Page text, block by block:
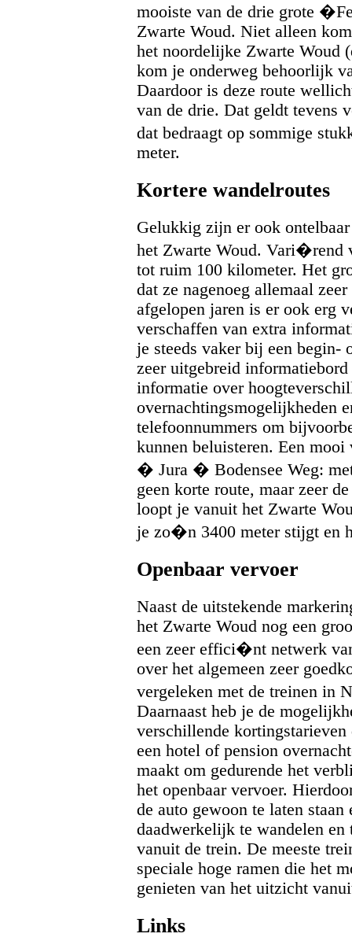
mooiste van de drie grote
Zwarte Woud. Niet alleen
het noordelijke Zwarte Woud
kom je onderweg behoorlijk
Daardoor is deze route
van de drie. Dat geldt tevens
dat bedraagt op sommige
meter.
Kortere wandelroutes
Gelukkig zijn er ook
het Zwarte Woud. Vari�rend
tot ruim 100 kilometer. Het
dat ze nagenoeg allemaal
afgelopen jaren is er ook erg
verschaffen van extra
je steeds vaker bij een begin-
zeer uitgebreid
informatie over
overnachtingsmogelijkheden
telefoonnummers om
kunnen beluisteren. Een
� Jura � Bodensee Weg:
geen korte route, maar zeer
loopt je vanuit het Zwarte
je zo�n 3400 meter stijgt en
Openbaar vervoer
Naast de uitstekende
het Zwarte Woud nog een
een zeer effici�nt netwerk
over het algemeen zeer
vergeleken met de treinen in
Daarnaast heb je de
verschillende
een hotel of pension
maakt om gedurende het
het openbaar vervoer.
de auto gewoon te laten
daadwerkelijk te wandelen
vanuit de trein. De meeste
speciale hoge ramen die het
genieten van het uitzicht
Links